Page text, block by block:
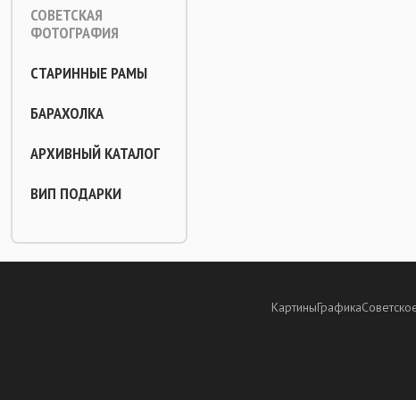
СОВЕТСКАЯ
ФОТОГРАФИЯ
СТАРИННЫЕ РАМЫ
БАРАХОЛКА
АРХИВНЫЙ КАТАЛОГ
ВИП ПОДАРКИ
КартиныГрафика